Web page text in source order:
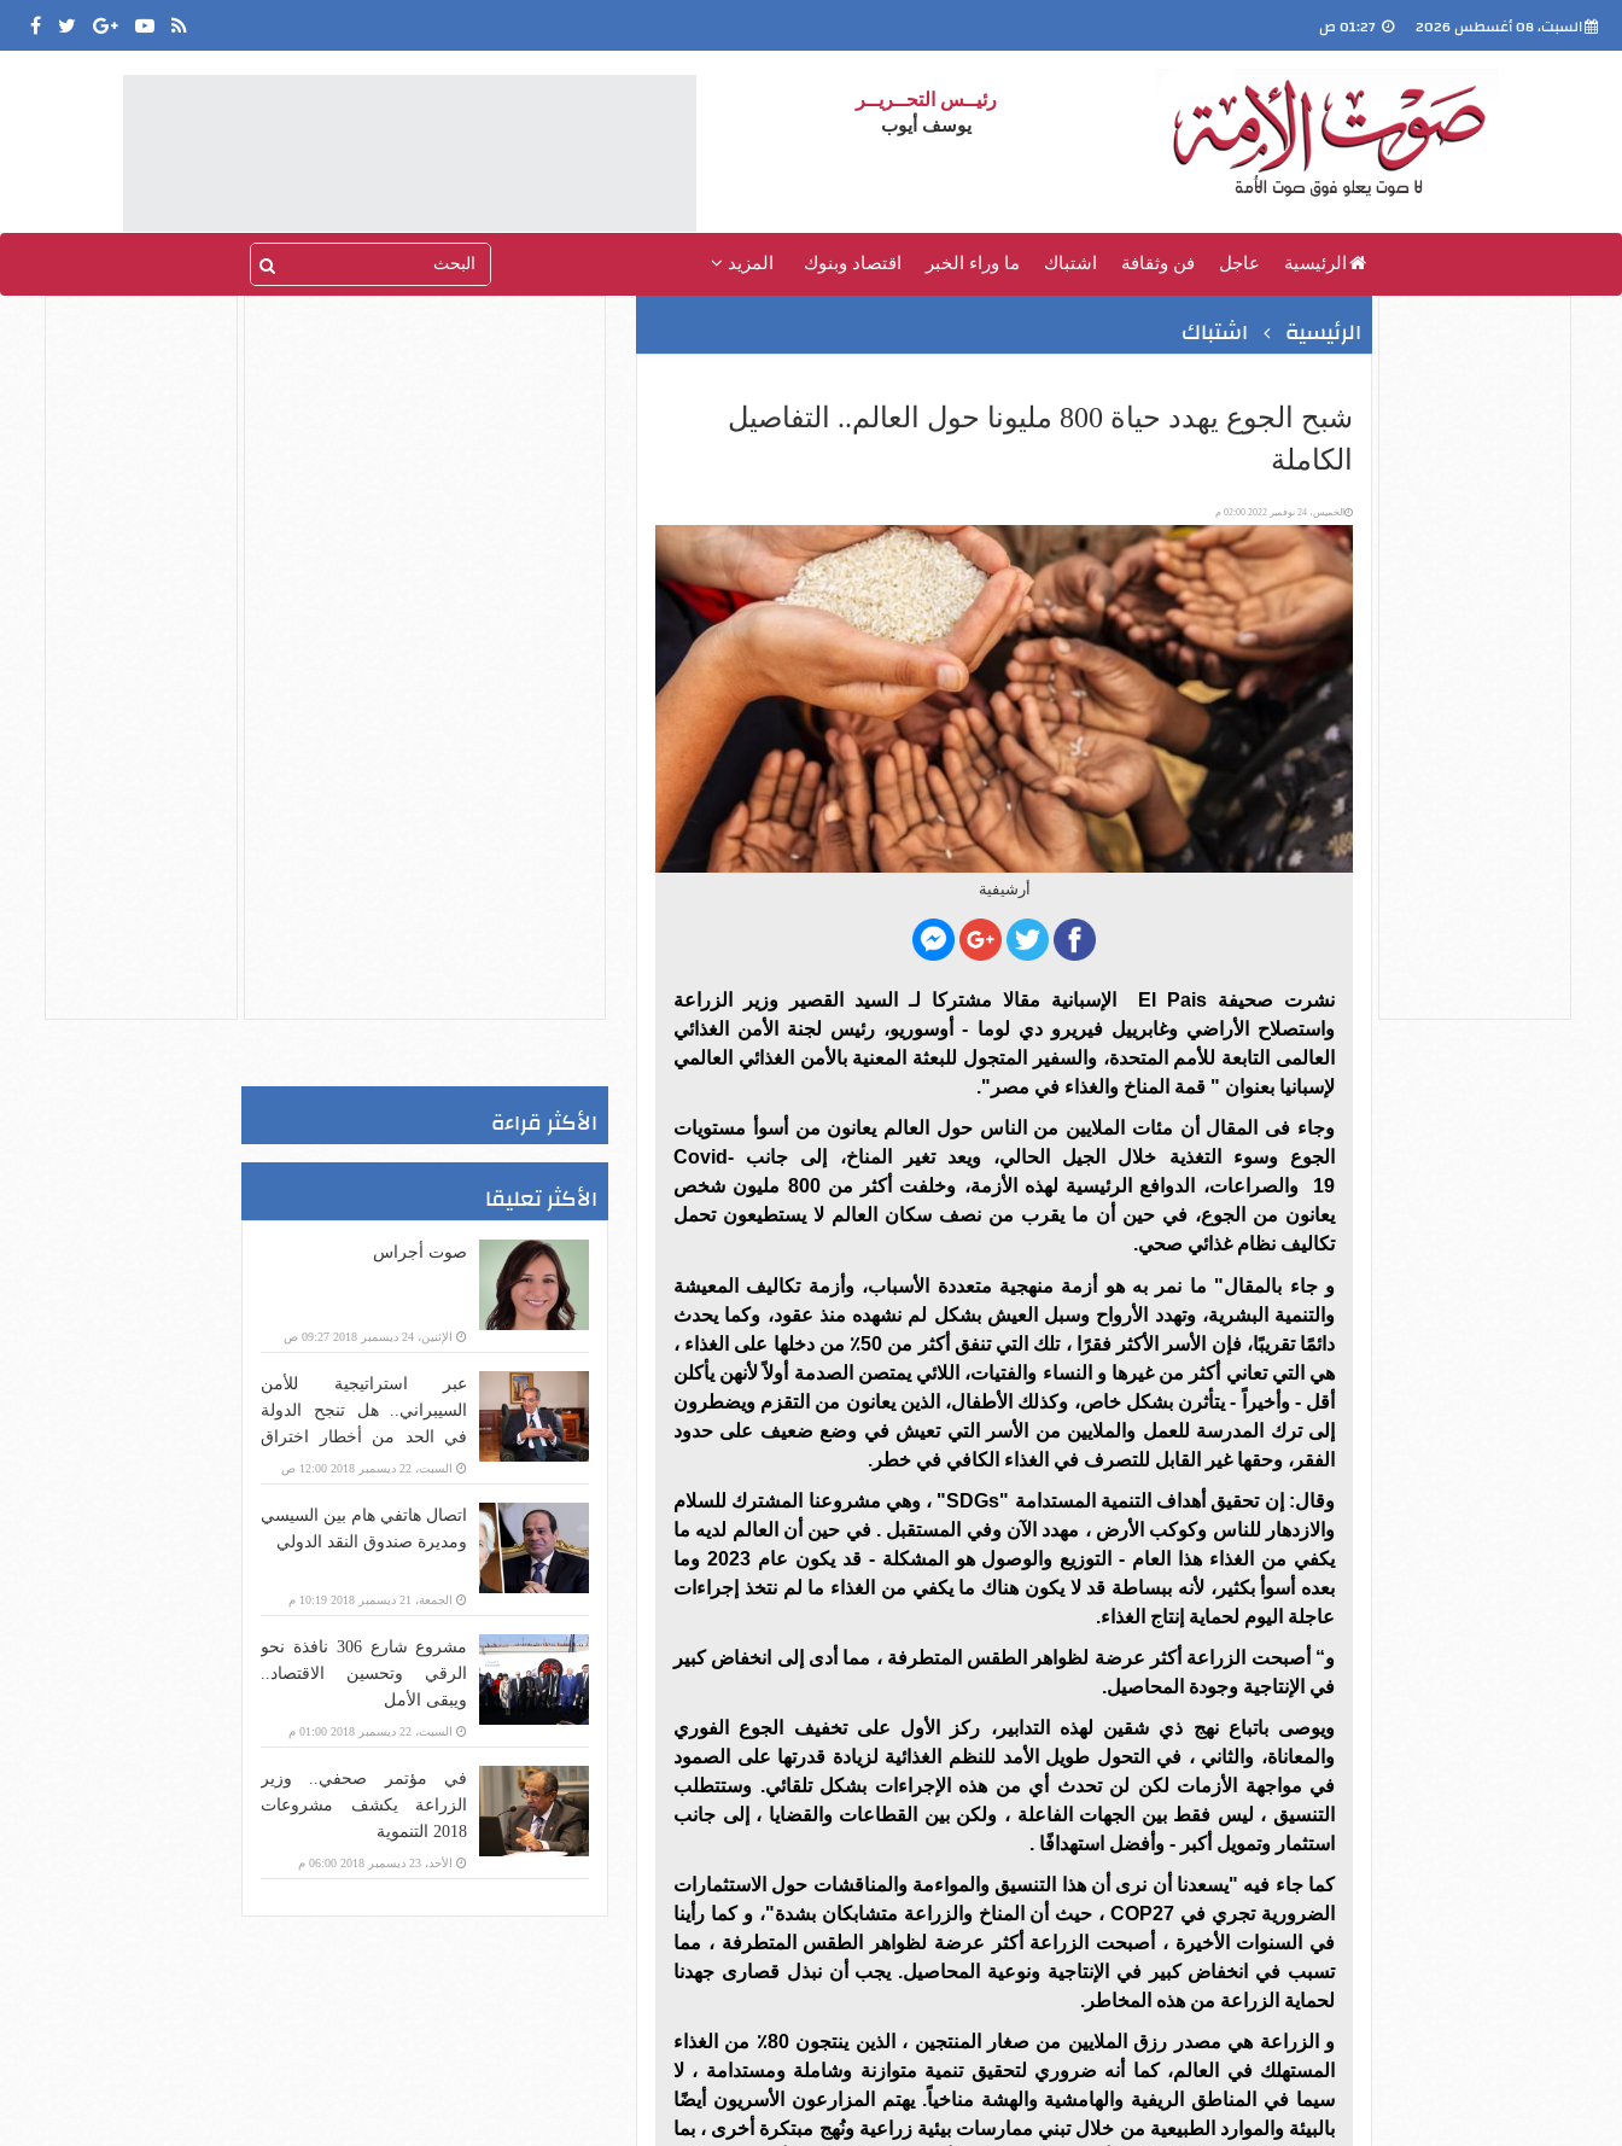
السبت، 08 أغسطس 2026
رئيــس التحــريــر
يوسف أيوب
الرئيسية عاجل فن وثقافة اشتباك ما وراء الخبر اقتصاد وبنوك المزيد
الرئيسية اشتباك
شبح الجوع يهدد حياة 800 مليونا حول العالم.. التفاصيل
الكاملة
الخميس، 24 نوفمبر 2022 02:00 م
أرشيفية
نشرت صحيفة El Pais الإسبانية مقالا مشتركا لـ السيد القصير وزير الزراعة
واستصلاح الأراضي وغابرييل فيريرو دي لوما - أوسوريو، رئيس لجنة الأمن الغذائي
العالمى التابعة للأمم المتحدة، والسفير المتجول للبعثة المعنية بالأمن الغذائي العالمي
لإسبانيا بعنوان " ‫قمة المناخ والغذاء في مصر".
وجاء فى المقال أن مئات الملايين من الناس حول العالم يعانون من أسوأ مستويات
الجوع وسوء التغذية خلال الجيل الحالي، ويعد تغير المناخ، إلى جانب Covid-
19 والصراعات، الدوافع الرئيسية لهذه الأزمة، وخلفت أكثر من 800 مليون شخص
يعانون من الجوع، في حين أن ما يقرب من نصف سكان العالم لا يستطيعون تحمل
تكاليف نظام غذائي صحي.
و جاء بالمقال" ما نمر به هو أزمة منهجية متعددة الأسباب، وأزمة تكاليف المعيشة
والتنمية البشرية، وتهدد الأرواح وسبل العيش بشكل لم نشهده منذ عقود، وكما يحدث
دائمًا تقريبًا، فإن الأسر الأكثر فقرًا ، تلك التي تنفق أكثر من 50٪ من دخلها على الغذاء ،
هي التي تعاني أكثر من غيرها و النساء والفتيات، اللائي يمتصن الصدمة أولاً لأنهن يأكلن
أقل - وأخيراً - يتأثرن بشكل خاص، وكذلك الأطفال، الذين يعانون من التقزم ويضطرون
إلى ترك المدرسة للعمل والملايين من الأسر التي تعيش في وضع ضعيف على حدود
الفقر، وحقها غير القابل للتصرف في الغذاء الكافي في خطر.
وقال: إن تحقيق أهداف التنمية المستدامة "SDGs" ، وهي مشروعنا المشترك للسلام
والازدهار للناس وكوكب الأرض ، مهدد الآن وفي المستقبل . في حين أن العالم لديه ما
يكفي من الغذاء هذا العام - التوزيع والوصول هو المشكلة - قد يكون عام 2023 وما
بعده أسوأ بكثير، لأنه ببساطة قد لا يكون هناك ما يكفي من الغذاء ما لم نتخذ إجراءات
عاجلة اليوم لحماية إنتاج الغذاء.
و“ أصبحت الزراعة أكثر عرضة لظواهر الطقس المتطرفة ، مما أدى إلى انخفاض كبير
في الإنتاجية وجودة المحاصيل.
ويوصى باتباع نهج ذي شقين لهذه التدابير، ركز الأول على تخفيف الجوع الفوري
والمعاناة، والثاني ، في التحول طويل الأمد للنظم الغذائية لزيادة قدرتها على الصمود
في مواجهة الأزمات لكن لن تحدث أي من هذه الإجراءات بشكل تلقائي. وستتطلب
التنسيق ، ليس فقط بين الجهات الفاعلة ، ولكن بين القطاعات والقضايا ، إلى جانب
استثمار وتمويل أكبر - وأفضل استهدافًا .
كما جاء فيه "يسعدنا أن نرى أن هذا التنسيق والمواءمة والمناقشات حول الاستثمارات
الضرورية تجري في COP27 ، حيث أن المناخ والزراعة متشابكان بشدة"، و كما رأينا
في السنوات الأخيرة ، أصبحت الزراعة أكثر عرضة لظواهر الطقس المتطرفة ، مما
تسبب في انخفاض كبير في الإنتاجية ونوعية المحاصيل. يجب أن نبذل قصارى جهدنا
لحماية الزراعة من هذه المخاطر.
و الزراعة هي مصدر رزق الملايين من صغار المنتجين ، الذين ينتجون 80٪ من الغذاء
المستهلك في العالم، كما أنه ضروري لتحقيق تنمية متوازنة وشاملة ومستدامة ، لا
سيما في المناطق الريفية والهامشية والهشة مناخياً. يهتم المزارعون الأسريون أيضًا
بالبيئة والموارد الطبيعية من خلال تبني ممارسات بيئية زراعية ونُهج مبتكرة أخرى ، بما
الأكثر قراءة
الأكثر تعليقا
صوت أجراس
الإثنين، 24 ديسمبر 2018 09:27 ص
عبر استراتيجية للأمن
السيبراني.. هل تنجح الدولة
في الحد من أخطار اختراق
بنية الاتصالات؟
السبت، 22 ديسمبر 2018 12:00 ص
اتصال هاتفي هام بين السيسي
ومديرة صندوق النقد الدولي
الجمعة، 21 ديسمبر 2018 10:19 م
مشروع شارع 306 نافذة نحو
الرقي وتحسين الاقتصاد..
ويبقى الأمل
السبت، 22 ديسمبر 2018 01:00 م
في مؤتمر صحفي.. وزير
الزراعة يكشف مشروعات
2018 التنموية
الأحد، 23 ديسمبر 2018 06:00 م